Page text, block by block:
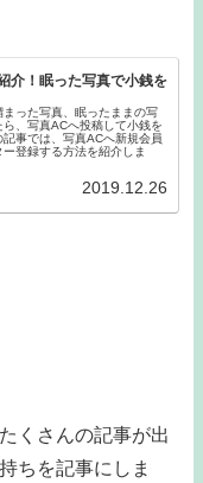
介！眠った写真で小銭を
った写真、眠ったままの写
、写真ACへ投稿して小銭を
事では、写真ACへ新規会員
登録する方法を紹介しま
2019.12.26
くさんの記事が出
ちを記事にしま